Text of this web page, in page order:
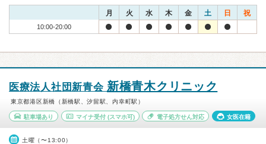
月 火 水 木 金 土 日 祝
10:00-20:00
医療法人社団新青会 新橋青木クリニック
東京都港区新橋（新橋駅、汐留駅、内幸町駅）
駐車場あり マイナ受付(スマホ可) 電子処方せん対応 女医在籍
土曜（〜13:00）